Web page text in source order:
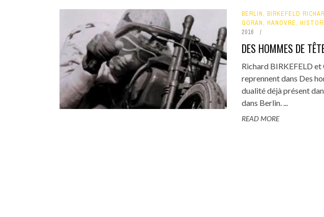
BERLIN, BIRKEFELD
GORAN, HANOVRE,
2016
DES HOMMES DE
Richard BIRKEFELD
reprennent dans Des
dualité déjà présent
dans Berlin. ...
READ MORE